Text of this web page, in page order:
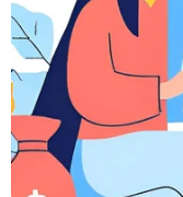
Theo dõi